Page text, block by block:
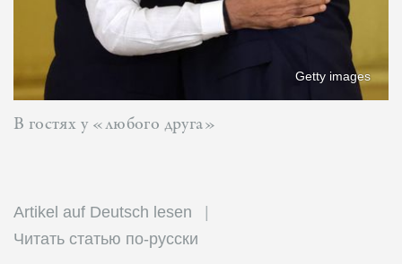
Getty images
В гостях у «любого друга»
Artikel auf Deutsch lesen
Читать статью по-русски